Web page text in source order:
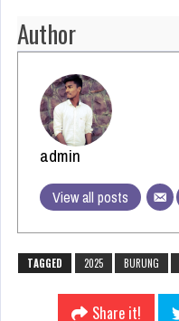
Author
admin
View all posts
TAGGED 2025 BURUNG
Share it!